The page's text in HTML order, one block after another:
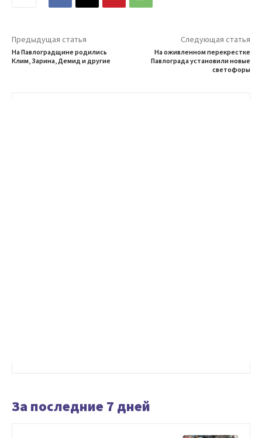
Предыдущая статья
На Павлоградщине родились
Клим, Зарина, Демид и другие
Следующая статья
На оживленном перекрестке
Павлограда установили новые
светофоры
За последние 7 дней